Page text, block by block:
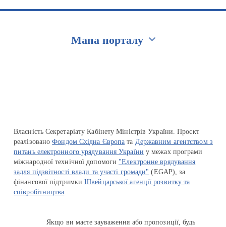
Мапа порталу
Власність Секретаріату Кабінету Міністрів України. Проєкт
реалізованоФондом Східна Європа та Державним агентством з
питань електронного урядування України у межах програми
міжнародної технічної допомоги "Електронне врядування
задля підзвітності влади та участі громади" (EGAP), за
фінансової підтримкиШвейцарської агенції розвитку та
співробітництва
Якщо ви маєте зауваження або пропозиції, будь